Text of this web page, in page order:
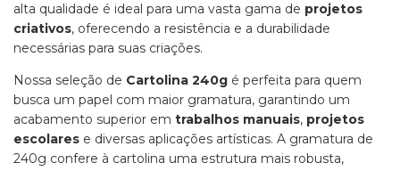
alta qualidade é ideal para uma vasta gama de projetos
criativos, oferecendo a resistência e a durabilidade
necessárias para suas criações.
Nossa seleção de Cartolina 240g é perfeita para quem
busca um papel com maior gramatura, garantindo um
acabamento superior em trabalhos manuais, projetos
escolares e diversas aplicações artísticas. A gramatura de
240g confere à cartolina uma estrutura mais robusta,